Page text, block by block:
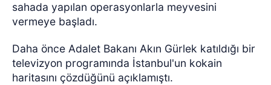
sahada yapılan operasyonlarla meyvesini
vermeye başladı.
Daha önce Adalet Bakanı Akın Gürlek katıldığı bir
televizyon programında İstanbul'un kokain
haritasını çözdüğünü açıklamıştı.